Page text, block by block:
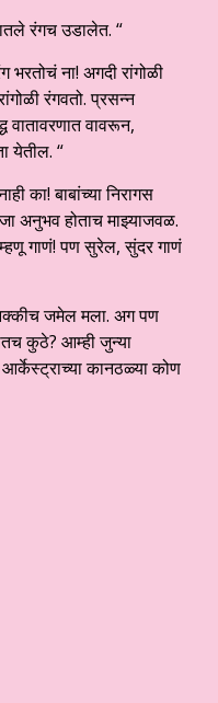
रंगच उडालेत. “
भरतोचं ना! अगदी रांगोळी
रंगवतो. प्रसन्न
वावरून,
येतील. “
का! बाबांच्या निरागस
अनुभव होताच माझ्याजवळ.
म्हणू गाणं! पण सुरेल, सुंदर गाणं
नक्कीच जमेल मला. अग पण
कुठे? आम्ही जुन्या
कानठळ्या कोण